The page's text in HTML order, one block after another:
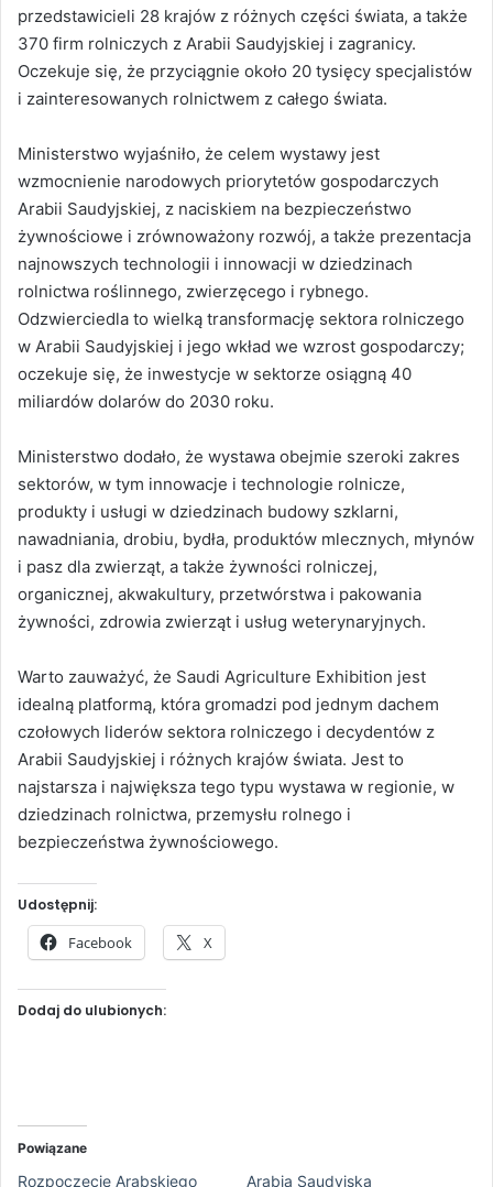
przedstawicieli 28 krajów z różnych części świata, a także
370 firm rolniczych z Arabii Saudyjskiej i zagranicy.
Oczekuje się, że przyciągnie około 20 tysięcy specjalistów
i zainteresowanych rolnictwem z całego świata.
Ministerstwo wyjaśniło, że celem wystawy jest
wzmocnienie narodowych priorytetów gospodarczych
Arabii Saudyjskiej, z naciskiem na bezpieczeństwo
żywnościowe i zrównoważony rozwój, a także prezentacja
najnowszych technologii i innowacji w dziedzinach
rolnictwa roślinnego, zwierzęcego i rybnego.
Odzwierciedla to wielką transformację sektora rolniczego
w Arabii Saudyjskiej i jego wkład we wzrost gospodarczy;
oczekuje się, że inwestycje w sektorze osiągną 40
miliardów dolarów do 2030 roku.
Ministerstwo dodało, że wystawa obejmie szeroki zakres
sektorów, w tym innowacje i technologie rolnicze,
produkty i usługi w dziedzinach budowy szklarni,
nawadniania, drobiu, bydła, produktów mlecznych, młynów
i pasz dla zwierząt, a także żywności rolniczej,
organicznej, akwakultury, przetwórstwa i pakowania
żywności, zdrowia zwierząt i usług weterynaryjnych.
Warto zauważyć, że Saudi Agriculture Exhibition jest
idealną platformą, która gromadzi pod jednym dachem
czołowych liderów sektora rolniczego i decydentów z
Arabii Saudyjskiej i różnych krajów świata. Jest to
najstarsza i największa tego typu wystawa w regionie, w
dziedzinach rolnictwa, przemysłu rolnego i
bezpieczeństwa żywnościowego.
Udostępnij:
Facebook X
Dodaj do ulubionych:
Powiązane
Rozpoczęcie Arabskiego Arabia Saudyjska